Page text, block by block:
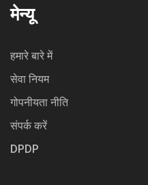
मेन्यू
हमारे बारे में
सेवा नियम
गोपनीयता नीति
संपर्क करें
DPDP